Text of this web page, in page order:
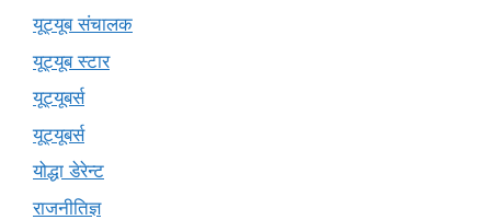
यूट्यूब संचालक
यूट्यूब स्टार
यूट्‍यूबर्स
यूट्यूबर्स
योद्धा डेरेन्ट
राजनीतिज्ञ